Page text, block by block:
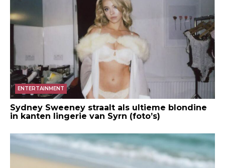
ENTERTAINMENT
Sydney Sweeney straalt als ultieme blondine
in kanten lingerie van Syrn (foto’s)